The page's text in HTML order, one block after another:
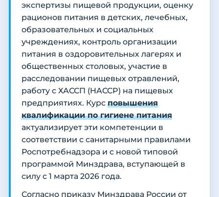
экспертизы пищевой продукции, оценку
рационов питания в детских, лечебных,
образовательных и социальных
учреждениях, контроль организации
питания в оздоровительных лагерях и
общественных столовых, участие в
расследовании пищевых отравлений,
работу с ХАССП (HACCP) на пищевых
предприятиях. Курс повышения
квалификации по гигиене питания
актуализирует эти компетенции в
соответствии с санитарными правилами
Роспотребнадзора и с новой типовой
программой Минздрава, вступающей в
силу с 1 марта 2026 года.
Согласно приказу Минздрава России от